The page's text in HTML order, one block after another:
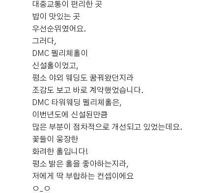
려고 합니다! 바로~~ 상암에 위치한 "DMC타워웨딩 펠리
체홀" !! ​DMC타워는 하객분들이 찾아오기에 너무 편해보
이는 웨딩홀이었어요. 주차 공간도 넉넉했고 지하철역이랑
도 연결되어 있답니다~~! 저는 여름 예식이라 날씨 걱정이
컸는데 버스정류장도 바로 10초 거리!! 로비에는 아름다운
연주가 흘러 나와 아름다운 분위기가 폴폴~ 기업은행 AT
M기기가 많이 있어서 돈 뽑기에도 복잡하지 않고 좋을 것
같았어요! DMC타워는 홀이 3개지만 각각 다른 층에 위치
해 있기도 하고 건물 자체가 넓직해서 혼잡도는 덜 걱정되
었답니당 ◡̈ 제가 선택한 펠리체홀은 꼭대기 4층에 위치해
있어요 ! 펠리체홀은 어두운홀만 추구하던 제가... 보자마
자 한눈에 반한 홀이에요! ㅠㅠ 아무리 여러 곳을 봐도 눈
에 아른 아른거리는 홀!!🥰 ​ 통창 구조에 층고가 높아 어두
운홀 못지 않게 아름답고 웅장한 홀입니당 스크린도 큼지
막해서 더더 마음에 들었어요! 예식 때 미디어아트 활용도
후기가 도움이 되었나요?
조은굿럭 예식후기
2026-08-02 26명 읽음
대중교통이 편리한 곳
밥이 맛있는 곳
우선순위였어요.
그러다,
DMC 펠리체홀이
신설홀이었고,
평소 야외 웨딩도 꿈꿔왔던지라
조감도 보고 바로 계약했었습니다.
DMC 타워웨딩 펠리체홀은,
이번년도에 신설된만큼
많은 부분이 점차적으로 개선되고 있었는데요.
꽃들이 웅장한
화려한 홀입니다!
평소 밝은 홀을 좋아하는지라,
저에게 딱 부합하는 컨셉이에요
ㅇ_ㅇ